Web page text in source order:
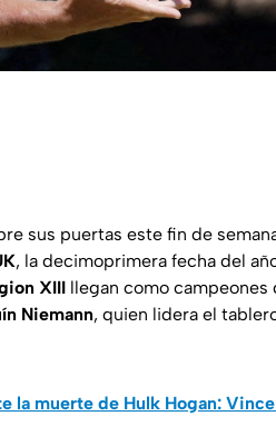
sus puertas este fin de
, la decimoprimera fecha del
XIII llegan como campeones
Niemann, quien lidera el
la muerte de Hulk Hogan: